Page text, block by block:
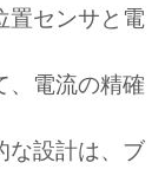
置センサと電
、電流の精確
な設計は、ブ